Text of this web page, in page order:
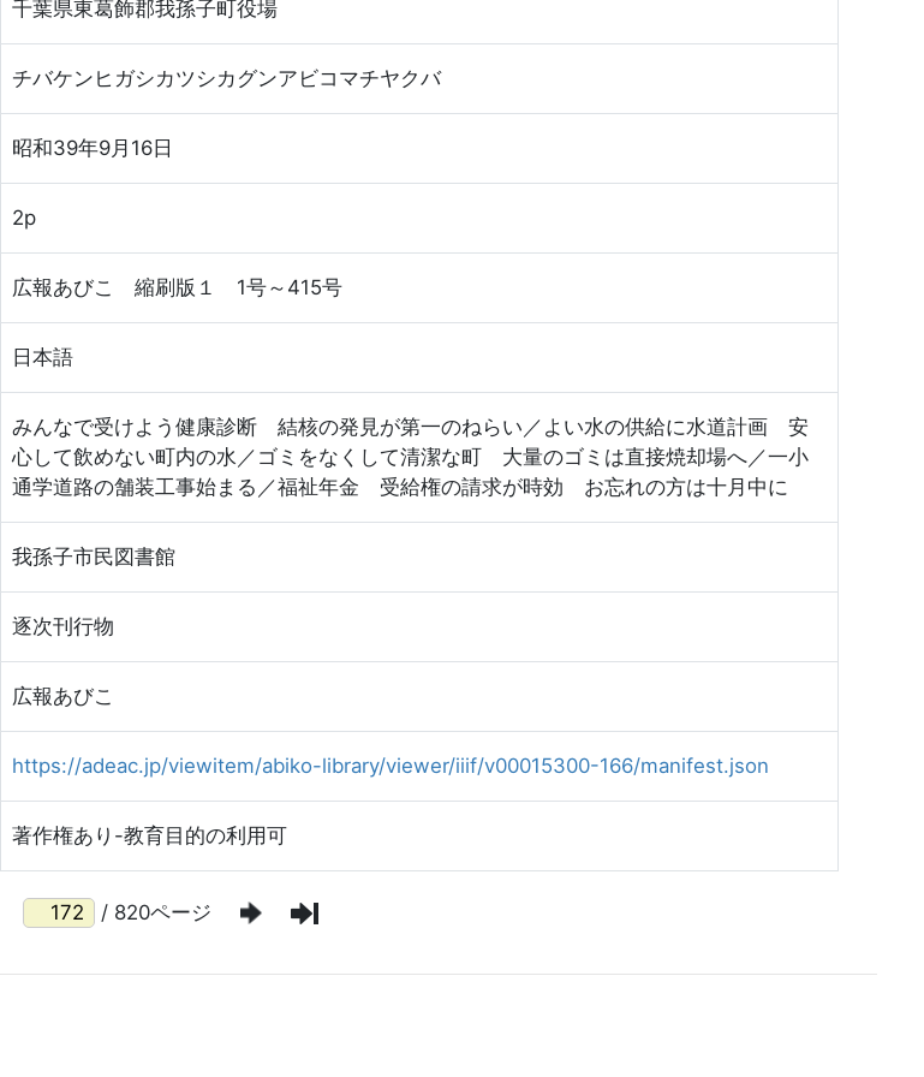
千葉県東葛飾郡我孫子町役場
チバケンヒガシカツシカグンアビコマチヤクバ
昭和39年9月16日
2p
広報あびこ 縮刷版１ 1号～415号
日本語
みんなで受けよう健康診断 結核の発見が第一のねらい／よい水の供給に水道計画 安
心して飲めない町内の水／ゴミをなくして清潔な町 大量のゴミは直接焼却場へ／一小
通学道路の舗装工事始まる／福祉年金 受給権の請求が時効 お忘れの方は十月中に
我孫子市民図書館
逐次刊行物
広報あびこ
https://adeac.jp/viewitem/abiko-library/viewer/iiif/v00015300-166/manifest.json
著作権あり-教育目的の利用可
/ 820ページ